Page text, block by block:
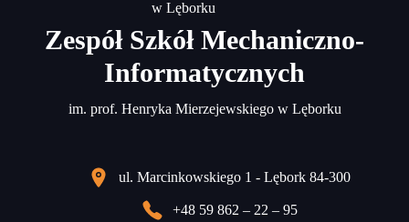
Zespół Szkół Mechaniczno-
Informatycznych
im. prof. Henryka Mierzejewskiego w Lęborku
ul. Marcinkowskiego 1 - Lębork 84-300
+48 59 862 – 22 – 95